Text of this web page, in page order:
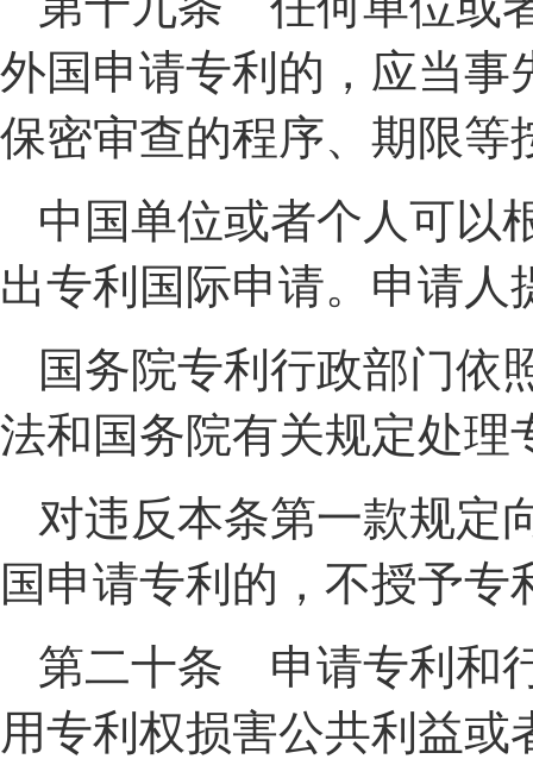
外国申请专利的，应当事
保密审查的程序、期限等
中国单位或者个人可以
出专利国际申请。申请
国务院专利行政部门依
法和国务院有关规定处理
对违反本条第一款规定
国申请专利的，不授予专
第二十条 申请专利和
用专利权损害公共利益或